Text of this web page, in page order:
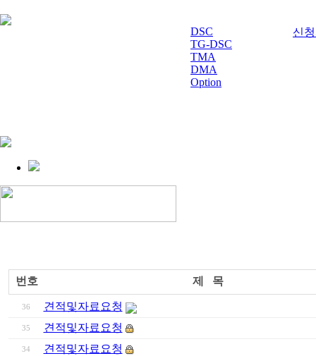
DSC
TG-DSC
TMA
DMA
Option
신
번호 제 목
36 견적및자료요청
35 견적및자료요청
34 견적및자료요청